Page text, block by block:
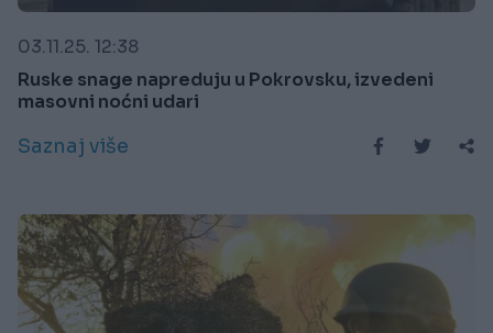
03.11.25. 12:38
Ruske snage napreduju u Pokrovsku, izvedeni
masovni noćni udari
Saznaj više